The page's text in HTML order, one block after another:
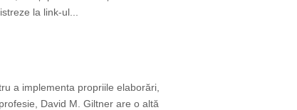
la link-ul...
a implementa propriile elaborări,
David M. Giltner are o altă